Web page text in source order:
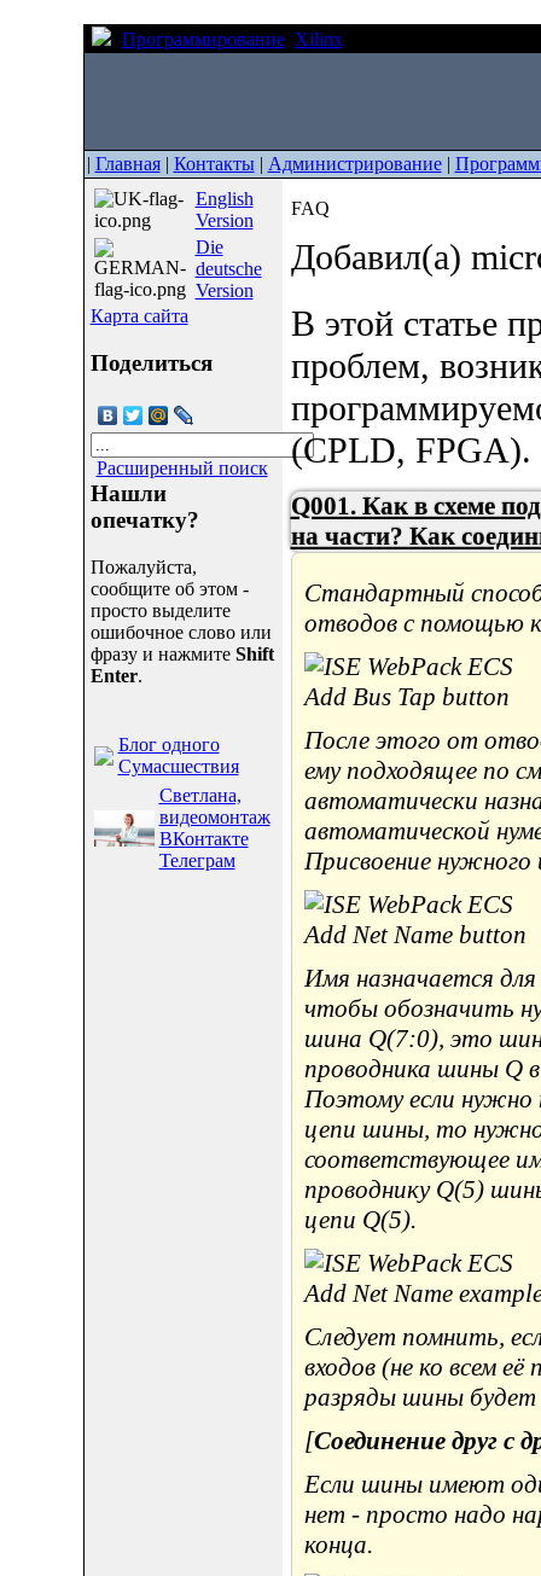
Программирование Xilinx
| Главная| Контакты| Администрирование|
English
Version
Die
deutsche
Version
Карта сайта
Поделиться
Расширенный поиск
Нашли
опечатку?
Пожалуйста,
сообщите об этом -
просто выделите
ошибочное слово или
фразу и нажмите Shift
Enter.
Блог одного
Сумасшествия
Светлана,
видеомонтаж
ВКонтакте
Телеграм
FAQ
Добавил(а)
В этой статье
проблем,
(CPLD, FPGA).
Q001. Как в схеме
на части? Как
Стандартный
отводов с помощью
После этого от
ему подходящее по
автоматически
автоматической
Присвоение нужного
Имя назначается
чтобы обозначить
шина Q(7:0), это
проводника шины Q
Поэтому если
цепи шины, то
соответствующее
проводнику Q(5)
цепи Q(5).
Следует помнить,
входов (не ко всем
разряды шины будет
[Соединение друг с
Если шины имеют
нет - просто надо
конца.